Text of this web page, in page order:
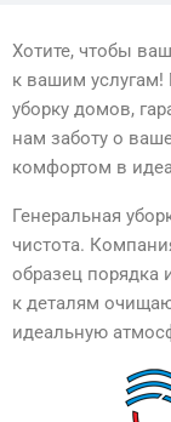
Хотите, чтобы
к вашим
уборку домов,
нам заботу о
комфортом в
Генеральная
чистота.
образец
к деталям
идеальную